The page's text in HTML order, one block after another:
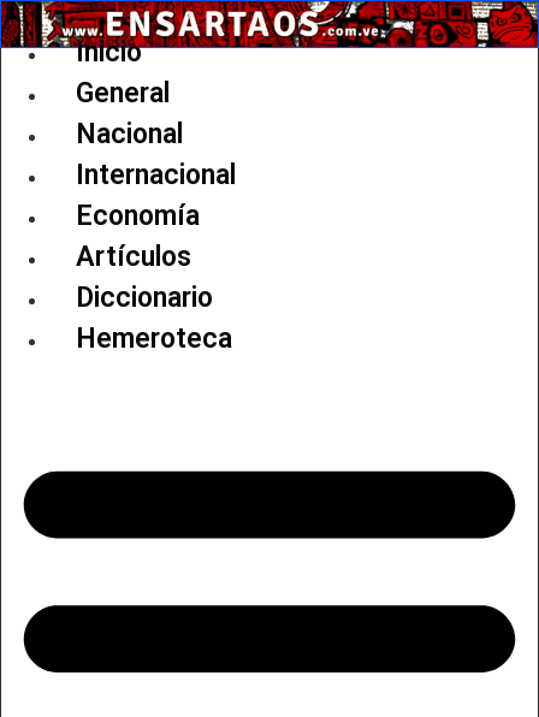
Ir
al
Inicio
General
Nacional
Internacional
Economía
Artículos
Diccionario
Hemeroteca